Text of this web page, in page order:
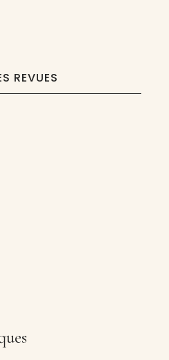
Sociologie ne se
REVUES